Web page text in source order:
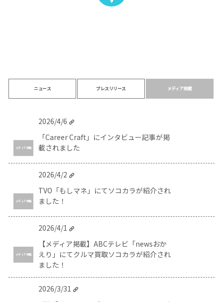
ニュース プレスリリース メディア掲載
メディア掲載
2026/4/6
「Career Craft」にインタビュー記事が掲
載されました
メディア掲載
2026/4/2
TVO「もしマネ」にてソコカラが紹介され
ました！
メディア掲載
2026/4/1
【メディア掲載】ABCテレビ「newsおか
えり」にてクルマ買取ソコカラが紹介され
ました！
2026/3/31